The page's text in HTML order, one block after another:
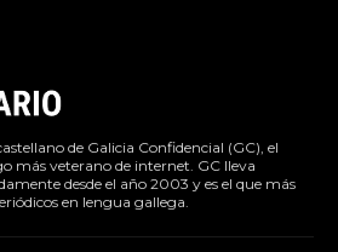
de Galicia Confidencial (GC), el
más veterano de internet. GC lleva
desde el año 2003 y es el que más
en lengua gallega.